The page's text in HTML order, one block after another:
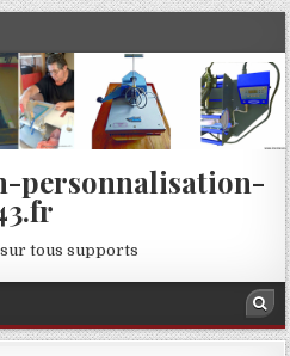
personnalisation-
tous supports